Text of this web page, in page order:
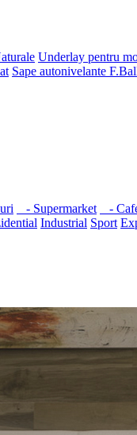
Underlay pentru
Sape autonivelante
- Supermarket -
Industrial Sport